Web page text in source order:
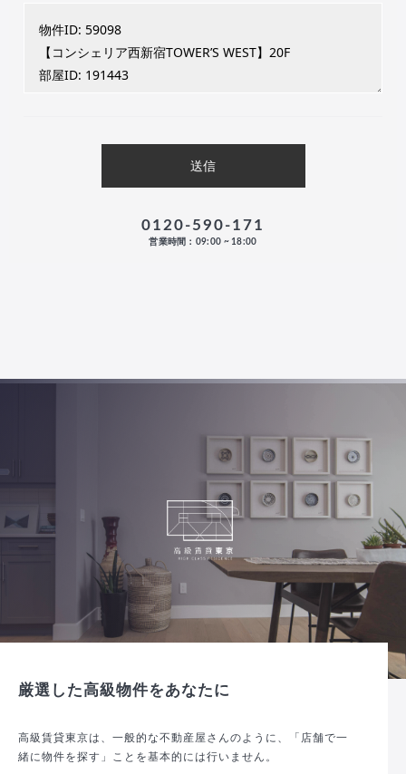
0120-590-171
営業時間：09:00 ~ 18:00
厳選した高級物件をあなたに
高級賃貸東京は、一般的な不動産屋さんのように、「店舗で一
緒に物件を探す」ことを基本的には行いません。